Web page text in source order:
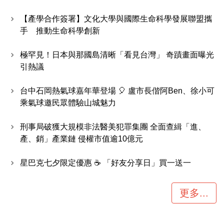
【產學合作簽署】文化大學與國際生命科學發展聯盟攜
手 推動生命科學創新
極罕見！日本與那國島清晰「看見台灣」 奇蹟畫面曝光
引熱議
台中石岡熱氣球嘉年華登場 🎈 盧市長偕阿Ben、徐小可
乘氣球邀民眾體驗山城魅力
刑事局破獲大規模非法醫美犯罪集團 全面查緝「進、
產、銷」產業鏈 侵權市值逾10億元
星巴克七夕限定優惠 ☕ 「好友分享日」買一送一
更多...